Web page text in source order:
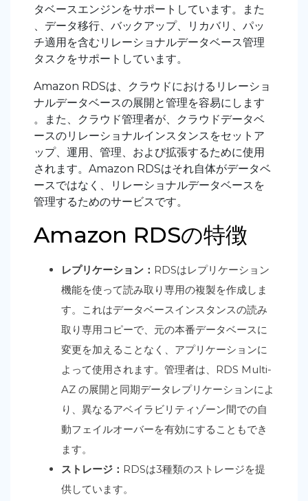
タベースエンジンをサポートしています。また
、データ移行、バックアップ、リカバリ、パッ
チ適用を含むリレーショナルデータベース管理
タスクをサポートしています。
Amazon RDSは、クラウドにおけるリレーショ
ナルデータベースの展開と管理を容易にします
。また、クラウド管理者が、クラウドデータベ
ースのリレーショナルインスタンスをセットア
ップ、運用、管理、および拡張するために使用
されます。Amazon RDSはそれ自体がデータベ
ースではなく、リレーショナルデータベースを
管理するためのサービスです。
Amazon RDSの特徴
レプリケーション： RDSはレプリケーション
機能を使って読み取り専用の複製を作成しま
す。これはデータベースインスタンスの読み
取り専用コピーで、元の本番データベースに
変更を加えることなく、アプリケーションに
よって使用されます。管理者は、RDS Multi-
AZ の展開と同期データレプリケーションによ
り、異なるアベイラビリティゾーン間での自
動フェイルオーバーを有効にすることもでき
ます。
ストレージ： RDSは3種類のストレージを提
供しています。